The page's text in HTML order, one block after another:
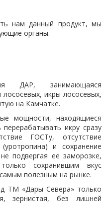
нам данный продукт, мы
органы.
ДАР, занимающаяся
икры лососевых,
на Камчатке.
мощности, находящиеся
икру сразу
ГОСТу, отсутствие
и сохранение
подвергая ее заморозке,
сохранившим вкус
полезным на рынке.
ТМ «Дары Севера» только
зернистая, без лишней